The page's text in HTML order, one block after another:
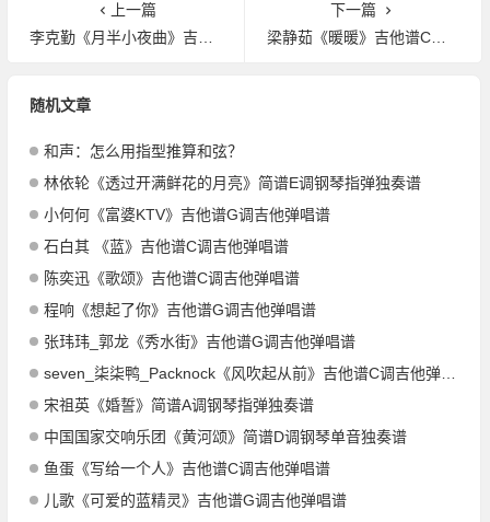
上一篇
李克勤《月半小夜曲》吉他谱G调吉他弹唱谱
下一篇
梁静茹《暖暖》吉他谱C调吉他弹唱谱
随机文章
和声：怎么用指型推算和弦？
林依轮《透过开满鲜花的月亮》简谱E调钢琴指弹独奏谱
小何何《富婆KTV》吉他谱G调吉他弹唱谱
石白其 《蓝》吉他谱C调吉他弹唱谱
陈奕迅《歌颂》吉他谱C调吉他弹唱谱
程响《想起了你》吉他谱G调吉他弹唱谱
张玮玮_郭龙《秀水街》吉他谱G调吉他弹唱谱
seven_柒柒鸭_Packnock《风吹起从前》吉他谱C调吉他弹唱谱
宋祖英《婚誓》简谱A调钢琴指弹独奏谱
中国国家交响乐团《黄河颂》简谱D调钢琴单音独奏谱
鱼蛋《写给一个人》吉他谱C调吉他弹唱谱
儿歌《可爱的蓝精灵》吉他谱G调吉他弹唱谱